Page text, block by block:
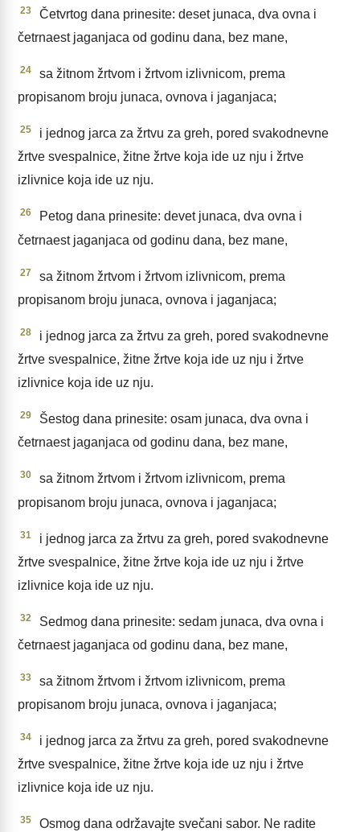
23
Četvrtog dana prinesite: deset junaca, dva ovna i
četrnaest jaganjaca od godinu dana, bez mane,
24
sa žitnom žrtvom i žrtvom izlivnicom, prema
propisanom broju junaca, ovnova i jaganjaca;
25
i jednog jarca za žrtvu za greh, pored svakodnevne
žrtve svespalnice, žitne žrtve koja ide uz nju i žrtve
izlivnice koja ide uz nju.
26
Petog dana prinesite: devet junaca, dva ovna i
četrnaest jaganjaca od godinu dana, bez mane,
27
sa žitnom žrtvom i žrtvom izlivnicom, prema
propisanom broju junaca, ovnova i jaganjaca;
28
i jednog jarca za žrtvu za greh, pored svakodnevne
žrtve svespalnice, žitne žrtve koja ide uz nju i žrtve
izlivnice koja ide uz nju.
29
Šestog dana prinesite: osam junaca, dva ovna i
četrnaest jaganjaca od godinu dana, bez mane,
30
sa žitnom žrtvom i žrtvom izlivnicom, prema
propisanom broju junaca, ovnova i jaganjaca;
31
i jednog jarca za žrtvu za greh, pored svakodnevne
žrtve svespalnice, žitne žrtve koja ide uz nju i žrtve
izlivnice koja ide uz nju.
32
Sedmog dana prinesite: sedam junaca, dva ovna i
četrnaest jaganjaca od godinu dana, bez mane,
33
sa žitnom žrtvom i žrtvom izlivnicom, prema
propisanom broju junaca, ovnova i jaganjaca;
34
i jednog jarca za žrtvu za greh, pored svakodnevne
žrtve svespalnice, žitne žrtve koja ide uz nju i žrtve
izlivnice koja ide uz nju.
35
Osmog dana održavajte svečani sabor. Ne radite